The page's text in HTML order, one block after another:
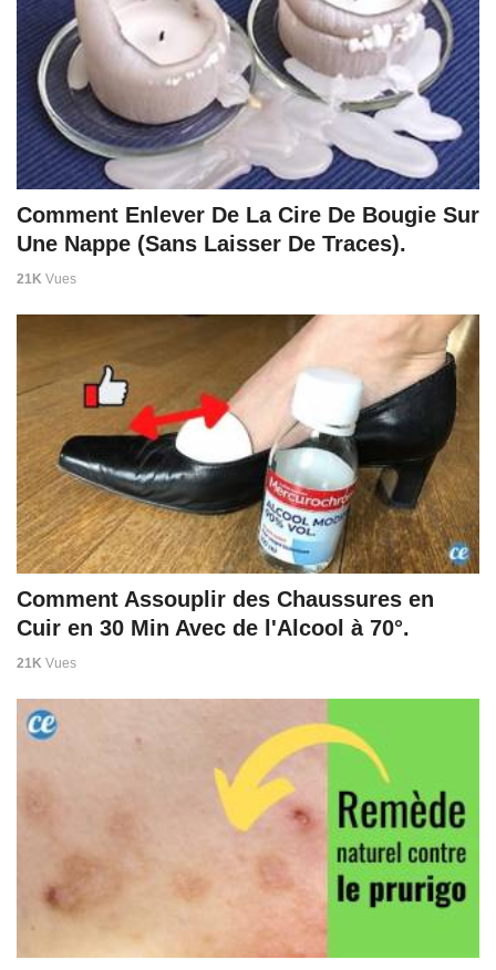
Comment Enlever De La Cire De Bougie Sur
Une Nappe (Sans Laisser De Traces).
21K Vues
Comment Assouplir des Chaussures en
Cuir en 30 Min Avec de l'Alcool à 70°.
21K Vues